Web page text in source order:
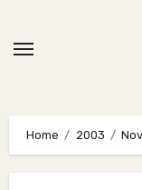
Home 2003